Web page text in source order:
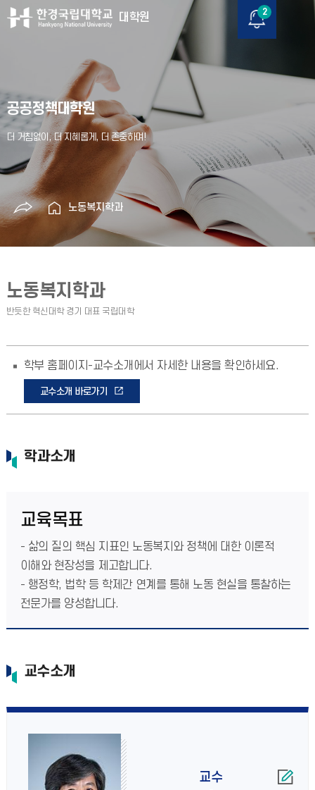
대학원 2
공공정책대학원
노동복지학과
노동복지학과
학부 홈페이지-교수소개에서 자세한 내용을 확인하세요.
교수소개 바로가기
학과소개
교육목표
- 삶의 질의 핵심 지표인 노동복지와 정책에 대한 이론적
이해와 현장성을 제고합니다.
- 행정학, 법학 등 학제간 연계를 통해 노동 현실을 통찰하는
전문가를 양성합니다.
교수소개
교수